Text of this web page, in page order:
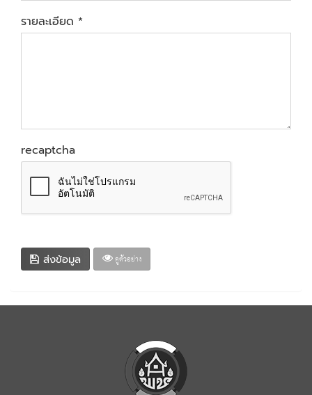
รายละเอียด
recaptcha
ส่งข้อมูล ดูตัวอย่าง